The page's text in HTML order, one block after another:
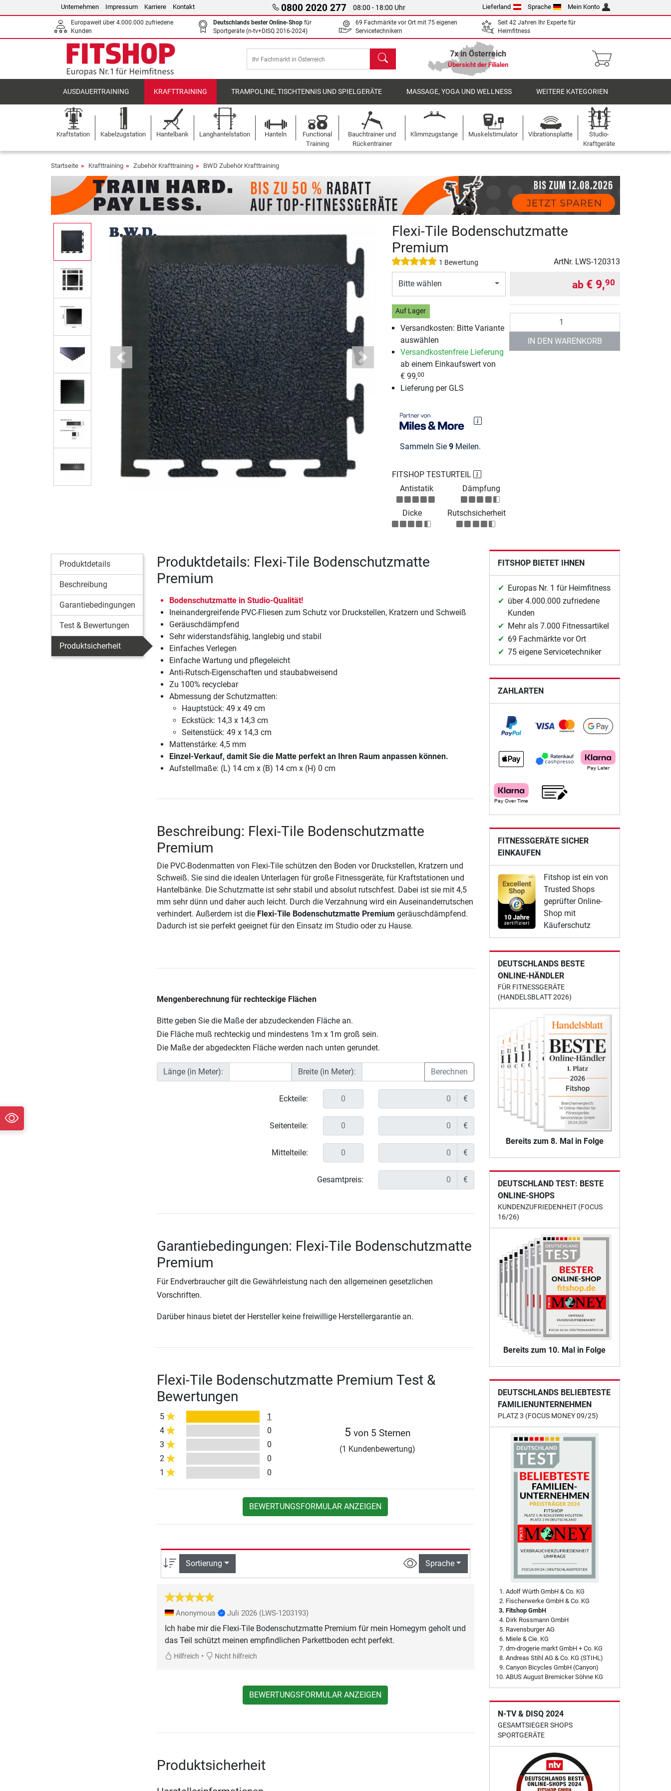
Unternehmen Impressum Karriere Kontakt 0800 2020 277 08:00 - 18:00 Uhr Lieferland Sprache Mein Konto
Europaweit über 4.000.000 zufriedene
Kunden
Deutschlands bester Online-Shop für
Sportgeräte (n-tv+DISQ 2016-2024)
69 Fachmärkte vor Ort mit 75 eigenen
Servicetechnikern
Seit 42 Jahren Ihr Experte für
Heimfitness
Suchen 7x in Österreich
Übersicht der Filialen
AUSDAUERTRAINING KRAFTTRAINING TRAMPOLINE, TISCHTENNIS UND SPIELGERÄTE MASSAGE, YOGA UND WELLNESS WEITERE KATEGORIEN
Kraftstation Kabelzugstation Hantelbank Langhantelstation Hanteln
Functional
Training
Bauchtrainer und
Rückentrainer
Klimmzugstange Muskelstimulator Vibrationsplatte
Studio-
Kraftgeräte
Startseite Krafttraining Zubehör Krafttraining BWD Zubehör Krafttraining
Previous Next
Flexi-Tile Bodenschutzmatte
Premium
1 Bewertung ArtNr. LWS-120313
Bitte wählen
Auf Lager
Versandkosten: Bitte Variante
auswählen
Versandkostenfreie Lieferung
ab einem Einkaufswert von
€ 99,00
Lieferung per GLS
Sammeln Sie 9Meilen.
ab € 9,90
IN DEN WARENKORB
FITSHOP TESTURTEIL
Antistatik
Dämpfung
Dicke Rutschsicherheit
Produktdetails
Beschreibung
Garantiebedingungen
Test & Bewertungen
Produktsicherheit
Produktdetails: Flexi-Tile Bodenschutzmatte
Premium
Bodenschutzmatte in Studio-Qualität!
Ineinandergreifende PVC-Fliesen zum Schutz vor Druckstellen, Kratzern und Schweiß
Geräuschdämpfend
Sehr widerstandsfähig, langlebig und stabil
Einfaches Verlegen
Einfache Wartung und pflegeleicht
Anti-Rutsch-Eigenschaften und staubabweisend
Zu 100% recyclebar
Abmessung der Schutzmatten:
Hauptstück: 49 x 49 cm
Eckstück: 14,3 x 14,3 cm
Seitenstück: 49 x 14,3 cm
Mattenstärke: 4,5 mm
Einzel-Verkauf, damit Sie die Matte perfekt an Ihren Raum anpassen können.
Aufstellmaße: (L) 14 cm x (B) 14 cm x (H) 0 cm
Beschreibung: Flexi-Tile Bodenschutzmatte
Premium
Die PVC-Bodenmatten von Flexi-Tile schützen den Boden vor Druckstellen, Kratzern und
Schweiß. Sie sind die idealen Unterlagen für große Fitnessgeräte, für Kraftstationen und
Hantelbänke. Die Schutzmatte ist sehr stabil und absolut rutschfest. Dabei ist sie mit 4,5
mm sehr dünn und daher auch leicht. Durch die Verzahnung wird ein Auseinanderrutschen
verhindert. Außerdem ist die Flexi-Tile Bodenschutzmatte Premium geräuschdämpfend.
Dadurch ist sie perfekt geeignet für den Einsatz im Studio oder zu Hause.
Mengenberechnung für rechteckige Flächen
Bitte geben Sie die Maße der abzudeckenden Fläche an.
Die Fläche muß rechteckig und mindestens 1m x 1m groß sein.
Die Maße der abgedeckten Fläche werden nach unten gerundet.
Länge (in Meter): Breite (in Meter): Berechnen
Eckteile: €
Seitenteile: €
Mittelteile: €
Gesamtpreis: €
Garantiebedingungen: Flexi-Tile Bodenschutzmatte
Premium
Für Endverbraucher gilt die Gewährleistung nach den allgemeinen gesetzlichen
Vorschriften.
Darüber hinaus bietet der Hersteller keine freiwillige Herstellergarantie an.
Flexi-Tile Bodenschutzmatte Premium Test &
Bewertungen
5
1
4
0
3
0
2
0
1
0
5 von 5 Sternen
(1 Kundenbewertung)
BEWERTUNGSFORMULAR ANZEIGEN
Sortierung Sprache
Anonymous Juli 2026 (LWS-1203193)
Ich habe mir die Flexi-Tile Bodenschutzmatte Premium für mein Homegym geholt und
das Teil schützt meinen empfindlichen Parkettboden echt perfekt.
Hilfreich • Nicht hilfreich
BEWERTUNGSFORMULAR ANZEIGEN
Produktsicherheit
FITSHOP BIETET IHNEN
Europas Nr. 1 für Heimfitness
über 4.000.000 zufriedene
Kunden
Mehr als 7.000 Fitnessartikel
69 Fachmärkte vor Ort
75 eigene Servicetechniker
ZAHLARTEN
FITNESSGERÄTE SICHER
EINKAUFEN
Fitshop ist ein von
Trusted Shops
geprüfter Online-
Shop mit
Käuferschutz
DEUTSCHLANDS BESTE
ONLINE-HÄNDLER
FÜR FITNESSGERÄTE
(HANDELSBLATT 2026)
Bereits zum 8. Mal in Folge
DEUTSCHLAND TEST: BESTE
ONLINE-SHOPS
KUNDENZUFRIEDENHEIT (FOCUS
16/26)
Bereits zum 10. Mal in Folge
DEUTSCHLANDS BELIEBTESTE
FAMILIENUNTERNEHMEN
PLATZ 3 (FOCUS MONEY 09/25)
Adolf Würth GmbH & Co. KG
Fischerwerke GmbH & Co. KG
Fitshop GmbH
Dirk Rossmann GmbH
Ravensburger AG
Miele & Cie. KG
dm-drogerie markt GmbH + Co. KG
Andreas Stihl AG & Co. KG (STIHL)
Canyon Bicycles GmbH (Canyon)
ABUS August Bremicker Söhne KG
N-TV & DISQ 2024
GESAMTSIEGER SHOPS
SPORTGERÄTE